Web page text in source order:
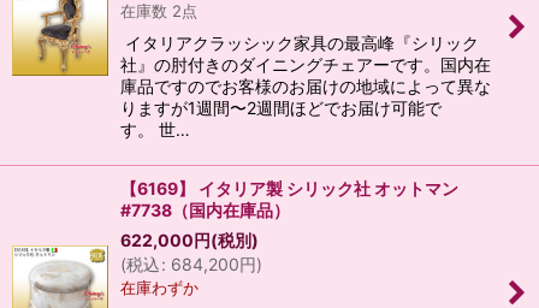
在庫数 2点
イタリアクラッシック家具の最高峰『シリック
社』の肘付きのダイニングチェアーです。国内在
庫品ですのでお客様のお届けの地域によって異な
りますが1週間〜2週間ほどでお届け可能で
す。 世…
【6169】 イタリア製 シリック社 オットマン
#7738（国内在庫品）
622,000円(税別)
(税込: 684,200円)
在庫わずか